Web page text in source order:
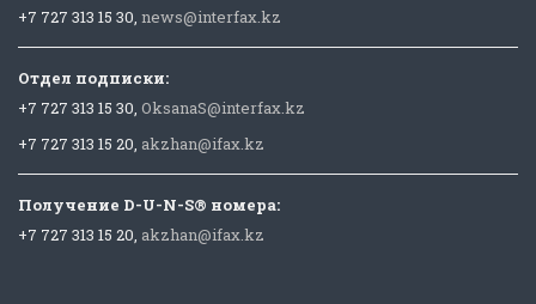
+7 727 313 15 30, news@interfax.kz
Отдел подписки:
+7 727 313 15 30, OksanaS@interfax.kz
+7 727 313 15 20, akzhan@ifax.kz
Получение D-U-N-S® номера:
+7 727 313 15 20, akzhan@ifax.kz